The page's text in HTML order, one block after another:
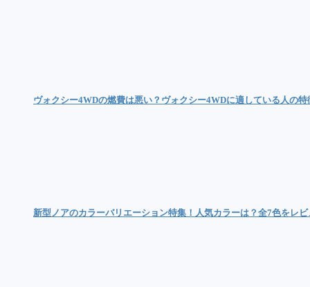
ヴォクシー4WDの燃費は悪い？ヴォクシー4WDに適している人の特
新型ノアのカラーバリエーション特集！人気カラーは？全7色をレビ